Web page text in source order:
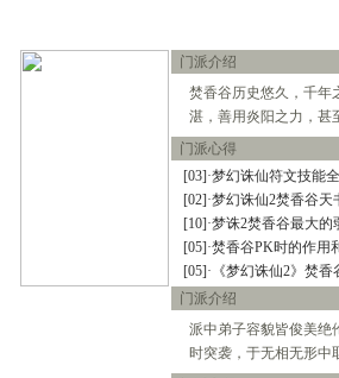
新区冲级攻略 玩家必看
关于天音寺的一点小提示
宝宝攻击和伤害攻击计算
梦幻诛仙练级之不用药
给内测新玩家的入门级保姆帖
梦幻诛仙称谓的加成效果一览
梦诛搞笑四格之一晕机事件
赚钱的小门道 养家糊口不容易
吃不起药？教你一招省元宝秘
关于如何快速跑护送任务的心
梦幻诛仙封测游戏小技巧说明
宠物图鉴，让你抓宠买宠不迷
宠物技能大搜集，封测BB技能
55变异凶灵化生现场实录
关于化生，和启灵（迷信说法
门派介绍
焚香谷历史悠久，千年
湛，善用炎阳之力，甚
门派心得
[03]·梦幻诛仙符文技能
[02]·梦幻诛仙2焚香谷
[10]·梦诛2焚香谷最大
[05]·焚香谷PK时的作
[05]· 《梦幻诛仙2》焚
门派介绍
派中弟子容貌皆俊美绝
时突袭，于无相无形中